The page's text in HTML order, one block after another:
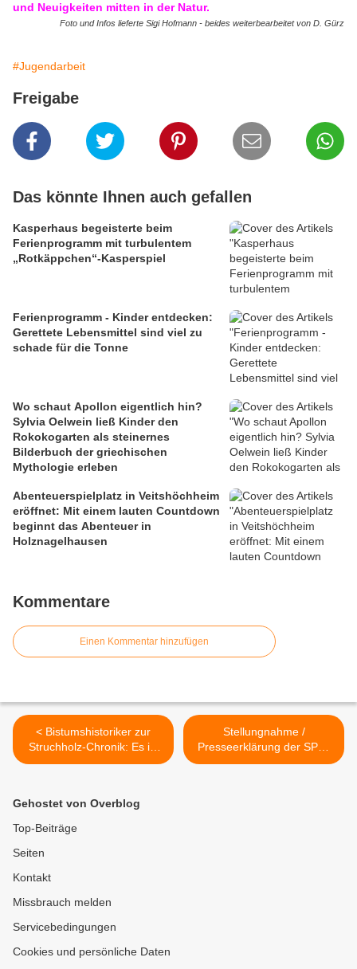
und Neuigkeiten mitten in der Natur.
Foto und Infos lieferte Sigi Hofmann - beides weiterbearbeitet von D. Gürz
#Jugendarbeit
Freigabe
Das könnte Ihnen auch gefallen
Kasperhaus begeisterte beim
Ferienprogramm mit turbulentem
„Rotkäppchen“-Kasperspiel
Ferienprogramm - Kinder entdecken:
Gerettete Lebensmittel sind viel zu
schade für die Tonne
Wo schaut Apollon eigentlich hin?
Sylvia Oelwein ließ Kinder den
Rokokogarten als steinernes
Bilderbuch der griechischen
Mythologie erleben
Abenteuerspielplatz in Veitshöchheim
eröffnet: Mit einem lauten Countdown
beginnt das Abenteuer in
Holznagelhausen
Kommentare
Einen Kommentar hinzufügen
< Bistumshistoriker zur
Struchholz-Chronik: Es ist
schade, dass an diesem
sich entzündet hat.
Stellungnahme /
Presseerklärung der SPD-
Gemeinderatsfraktion bzgl.
Gehostet von Overblog
Top-Beiträge
Seiten
Kontakt
Missbrauch melden
Servicebedingungen
Cookies und persönliche Daten